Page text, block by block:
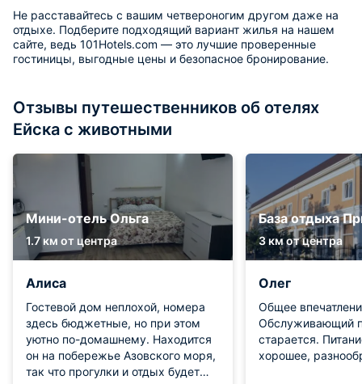
Не расставайтесь с вашим четвероногим другом даже на
отдыхе. Подберите подходящий вариант жилья на нашем
сайте, ведь 101Hotels.com — это лучшие проверенные
гостиницы, выгодные цены и безопасное бронирование.
Отзывы путешественников об отелях
Ейска с животными
Мини-отель Ольга
1.7 км от центра
Алиса
Гостевой дом неплохой, номера
здесь бюджетные, но при этом
уютно по-домашнему. Находится
он на побережье Азовского моря,
так что прогулки и отдых будет
База отдыха
3 км от центра
Олег
Общее
Обслуживающий
старается.
хорошее,